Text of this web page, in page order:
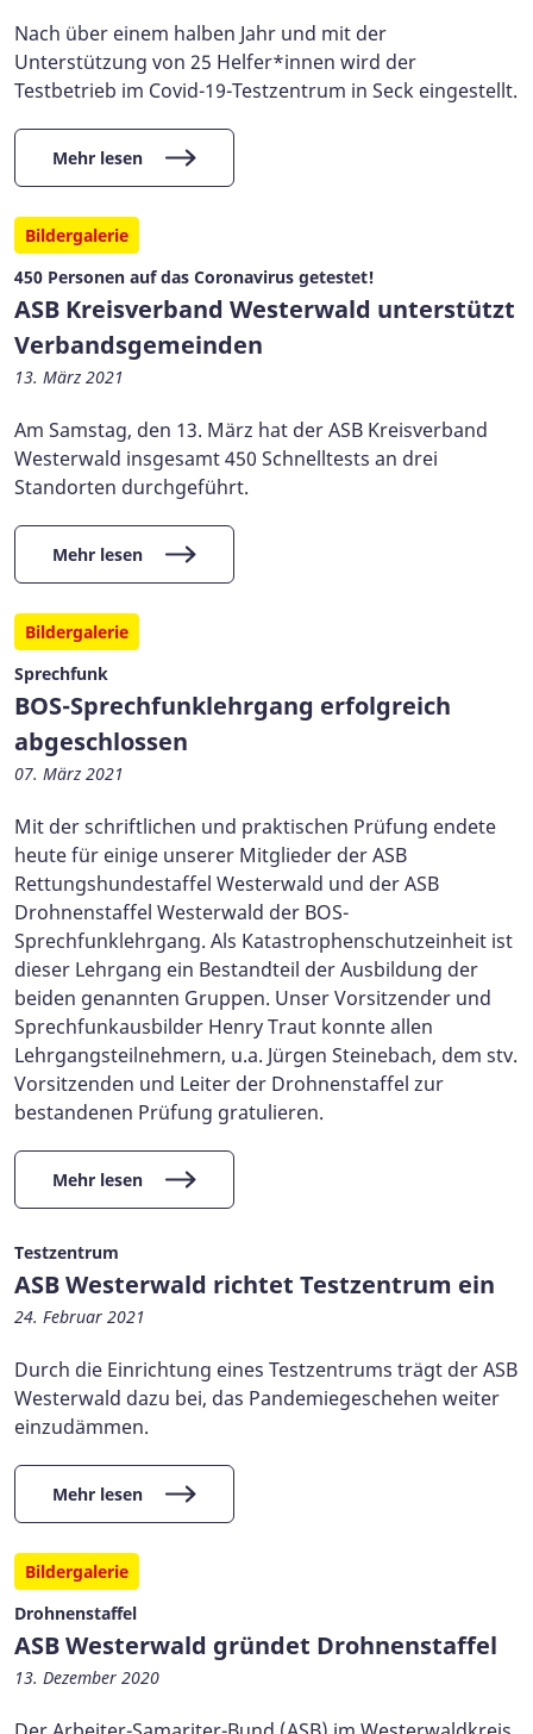
Nach über einem halben Jahr und mit der
Unterstützung von 25 Helfer*innen wird der
Testbetrieb im Covid-19-Testzentrum in Seck eingestellt.
Mehr lesen
Bildergalerie
450 Personen auf das Coronavirus getestet!
ASB Kreisverband Westerwald unterstützt
Verbandsgemeinden
13. März 2021
Am Samstag, den 13. März hat der ASB Kreisverband
Westerwald insgesamt 450 Schnelltests an drei
Standorten durchgeführt.
Mehr lesen
Bildergalerie
Sprechfunk
BOS-Sprechfunklehrgang erfolgreich
abgeschlossen
07. März 2021
Mit der schriftlichen und praktischen Prüfung endete
heute für einige unserer Mitglieder der ASB
Rettungshundestaffel Westerwald und der ASB
Drohnenstaffel Westerwald der BOS-
Sprechfunklehrgang. Als Katastrophenschutzeinheit ist
dieser Lehrgang ein Bestandteil der Ausbildung der
beiden genannten Gruppen. Unser Vorsitzender und
Sprechfunkausbilder Henry Traut konnte allen
Lehrgangsteilnehmern, u.a. Jürgen Steinebach, dem stv.
Vorsitzenden und Leiter der Drohnenstaffel zur
bestandenen Prüfung gratulieren.
Mehr lesen
Testzentrum
ASB Westerwald richtet Testzentrum ein
24. Februar 2021
Durch die Einrichtung eines Testzentrums trägt der ASB
Westerwald dazu bei, das Pandemiegeschehen weiter
einzudämmen.
Mehr lesen
Bildergalerie
Drohnenstaffel
ASB Westerwald gründet Drohnenstaffel
13. Dezember 2020